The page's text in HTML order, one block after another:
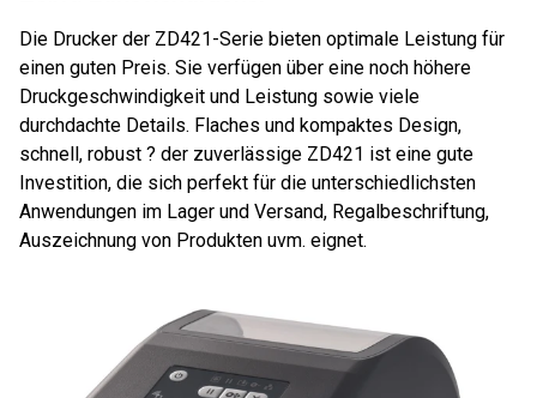
Die Drucker der ZD421-Serie bieten optimale Leistung für
einen guten Preis. Sie verfügen über eine noch höhere
Druckgeschwindigkeit und Leistung sowie viele
durchdachte Details. Flaches und kompaktes Design,
schnell, robust ? der zuverlässige ZD421 ist eine gute
Investition, die sich perfekt für die unterschiedlichsten
Anwendungen im Lager und Versand, Regalbeschriftung,
Auszeichnung von Produkten uvm. eignet.